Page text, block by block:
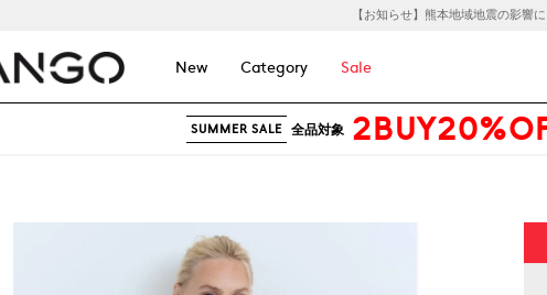
【お知らせ】熊本地域地震の影響
New Category Sale
SUMMER SALE 全品対象